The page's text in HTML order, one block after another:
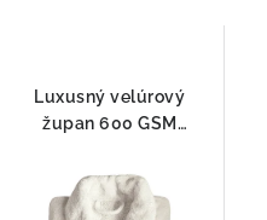
Luxusný velúrový
župan 600 GSM
100 % česaná bavlna